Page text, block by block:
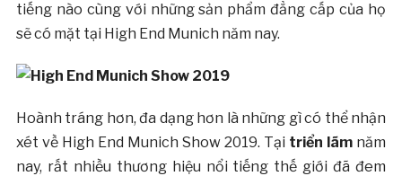
tiếng nào cùng với những sản phẩm đẳng cấp của họ
sẽ có mặt tại High End Munich năm nay.
Hoành tráng hơn, đa dạng hơn là những gì có thể nhận
xét về High End Munich Show 2019. Tại triển lãm năm
nay, rất nhiều thương hiệu nổi tiếng thế giới đã đem